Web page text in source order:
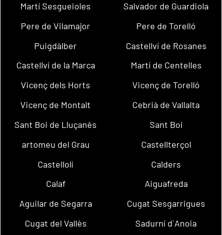
Martí Sesgueioles
Salvador de Guardiola
Pere de Vilamajor
Pere de Torelló
Puigdàlber
Castellví de Rosanes
Castellví de la Marca
Martí de Centelles
Vicenç dels Horts
Vicenç de Torelló
Vicenç de Montalt
Cebrià de Vallalta
Sant Boi de Lluçanès
Sant Boi
artomeu del Grau
Castellterçol
Castellolí
Calders
Calaf
Aiguafreda
Aguilar de Segarra
Cugat Sesgarrigues
Cugat del Vallès
Sadurní d´Anoia